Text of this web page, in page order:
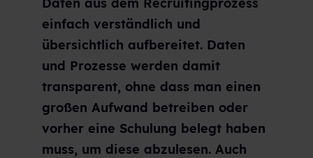
einfach verständlich und
übersichtlich aufbereitet. Daten
und Prozesse werden damit
transparent, ohne dass man einen
großen Aufwand betreiben oder
vorher eine Schulung belegt haben
muss, um diese abzulesen. Auch